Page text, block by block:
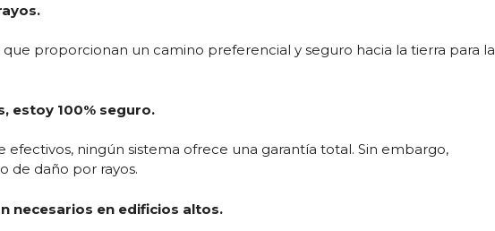
que proporcionan un camino preferencial y seguro hacia la tierra para la
estoy 100% seguro.
efectivos, ningún sistema ofrece una garantía total. Sin embargo,
de daño por rayos.
necesarios en edificios altos.